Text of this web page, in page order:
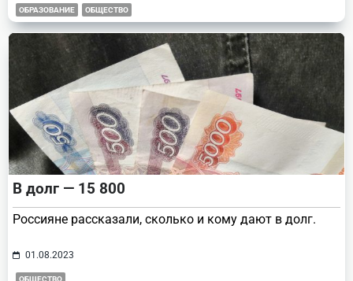
ОБРАЗОВАНИЕ ОБЩЕСТВО
В долг — 15 800
Россияне рассказали, сколько и кому дают в долг.
01.08.2023
ОБЩЕСТВО